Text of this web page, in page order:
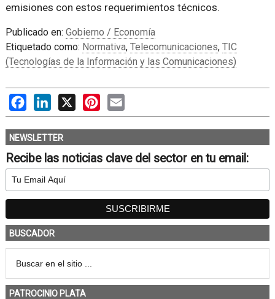
emisiones con estos requerimientos técnicos.
Publicado en: Gobierno / Economía
Etiquetado como: Normativa, Telecomunicaciones, TIC
(Tecnologías de la Información y las Comunicaciones)
FacebookLinkedIn
X PinterestEmail
NEWSLETTER
Recibe las noticias clave del sector en tu email:
BUSCADOR
PATROCINIO PLATA